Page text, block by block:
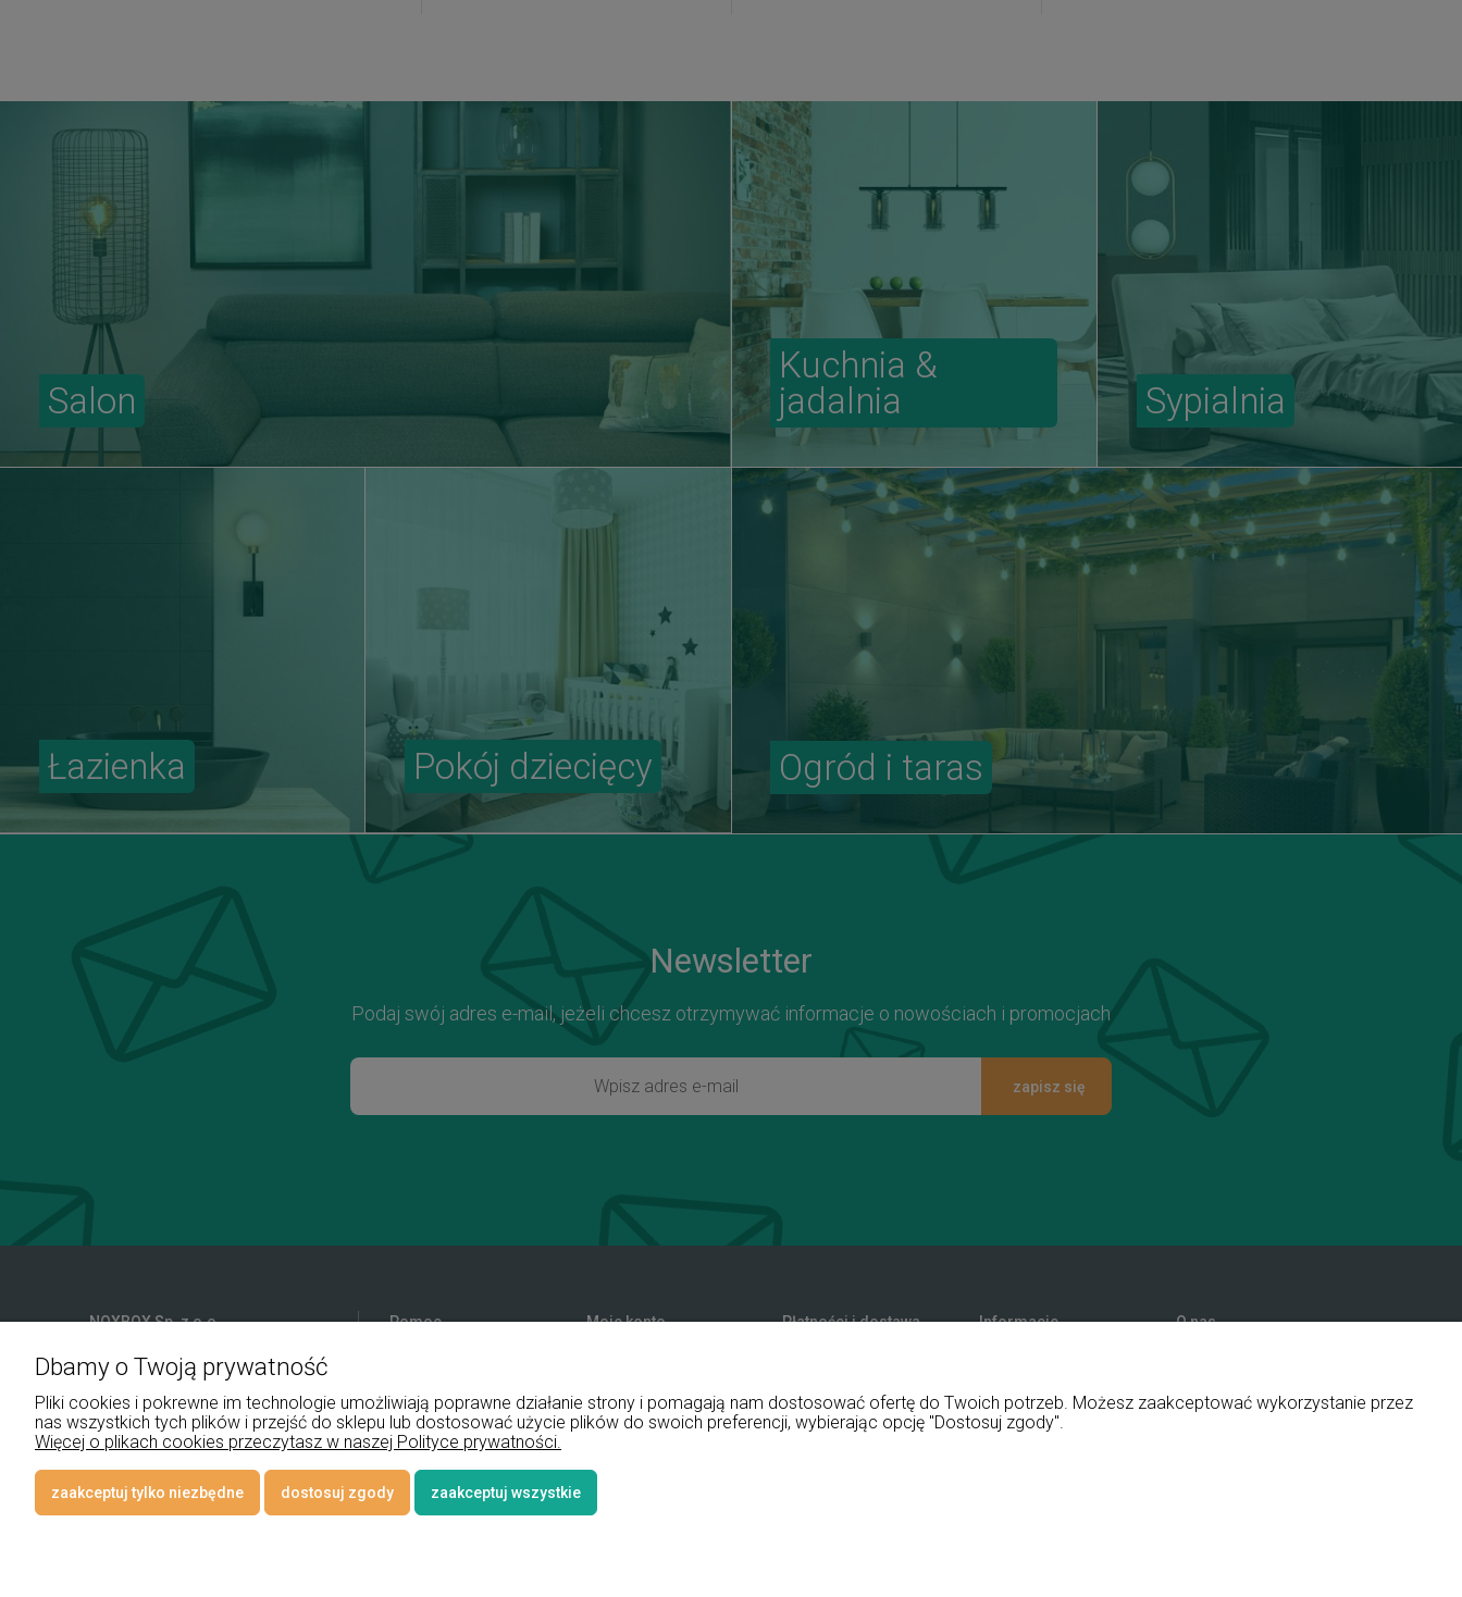
Salon
Kuchnia &
jadalnia
Sypialnia
Ogród i taras
Łazienka Pokój dziecięcy
Newsletter
Podaj swój adres e-mail, jeżeli chcesz otrzymywać informacje o nowościach i promocjach
zapisz się
NOXBOX Sp. z o.o.
ul. Podhalańska 9
41-907 Bytom
+48 534 555 344
sklep@noxbox.pl
Pomoc
Pliki do pobrania
Regulamin
Moje konto
Ustawienia konta
Przechowalnia
Płatności i dostawa
Koszty dostawy
Czas realizacji zamówienia
Informacje
Polityka prywatności
O nas
Blog
Dbamy o Twoją prywatność
Pliki cookies i pokrewne im technologie umożliwiają poprawne działanie strony i pomagają nam dostosować ofertę do Twoich potrzeb. Możesz zaakceptować wykorzystanie przez
nas wszystkich tych plików i przejść do sklepu lub dostosować użycie plików do swoich preferencji, wybierając opcję "Dostosuj zgody".
Więcej o plikach cookies przeczytasz w naszej Polityce prywatności.
zaakceptuj tylko niezbędne dostosuj zgody zaakceptuj wszystkie